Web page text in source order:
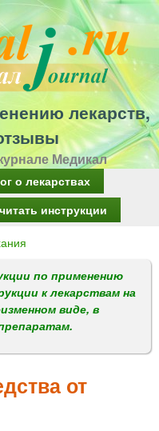
лекарств,
Медикал
о лекарствах
инструкции
по применению
к лекарствам на
виде, в
от